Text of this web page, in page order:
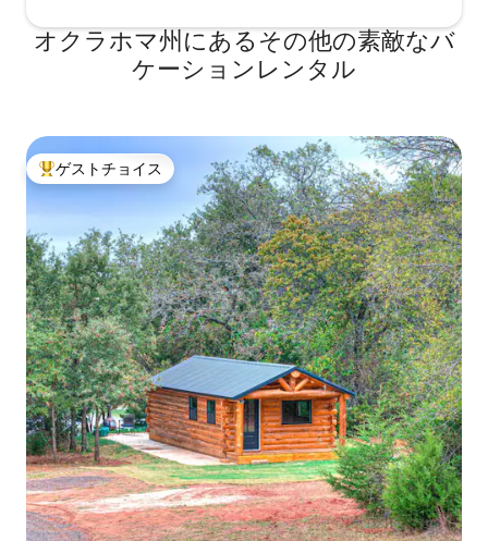
オクラホマ州にあるその他の素敵なバ
ケーションレンタル
大好評のゲストチョイスです。
ゲストチョイス